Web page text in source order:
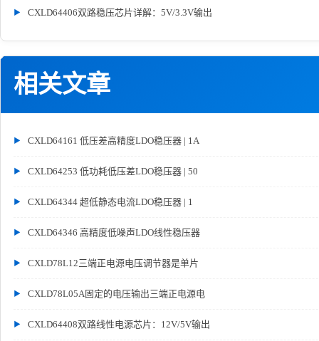
CXLD64406双路稳压芯片详解：5V/3.3V输出
相关文章
CXLD64161 低压差高精度LDO稳压器 | 1A
CXLD64253 低功耗低压差LDO稳压器 | 50
CXLD64344 超低静态电流LDO稳压器 | 1
CXLD64346 高精度低噪声LDO线性稳压器
CXLD78L12三端正电源电压调节器是单片
CXLD78L05A固定的电压输出三端正电源电
CXLD64408双路线性电源芯片：12V/5V输出